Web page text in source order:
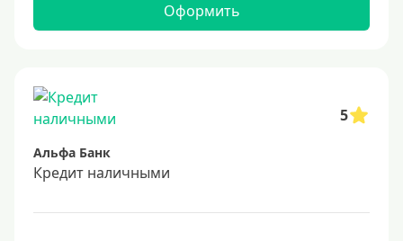
Ставка
4%
6%
Оформить
5
Альфа Банк
Кредит наличными